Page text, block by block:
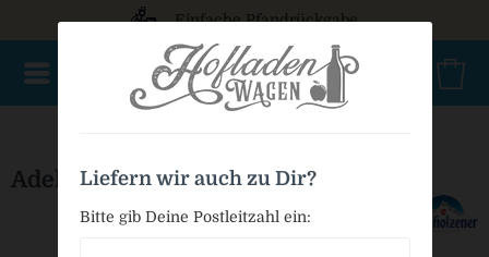
Einfache Pfandrückgabe
Adelholzener ACE PET MW
Liefern wir auch zu Dir?
Bitte gib Deine Postleitzahl ein: